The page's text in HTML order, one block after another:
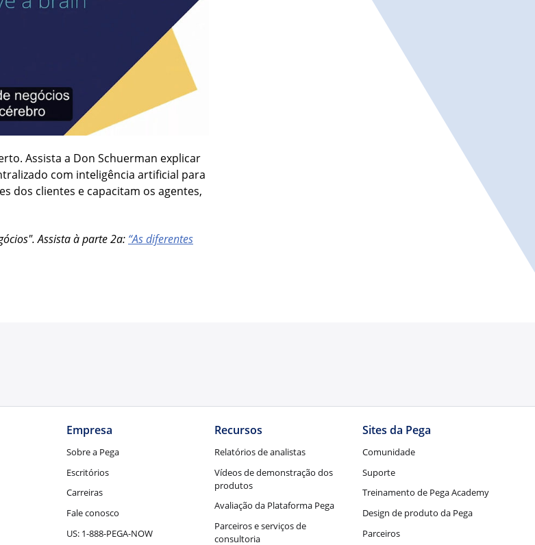
Assista a Don Schuerman explicar
com inteligência artificial para
dos clientes e capacitam os agentes,
Assista à parte 2a: “As diferentes
Empresa
Sobre a Pega
Escritórios
Carreiras
Fale conosco
US: 1-888-PEGA-NOW
Recursos
Relatórios de analistas
Vídeos de demonstração dos
produtos
Avaliação da Plataforma Pega
Parceiros e serviços de
consultoria
Sites da Pega
Comunidade
Suporte
Treinamento de Pega Academy
Design de produto da Pega
Parceiros